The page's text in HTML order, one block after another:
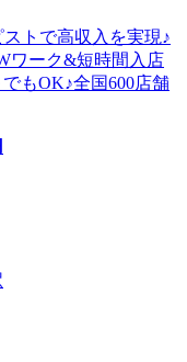
トで高収入を実現♪
ワーク&短時間入店
もOK♪全国600店舗